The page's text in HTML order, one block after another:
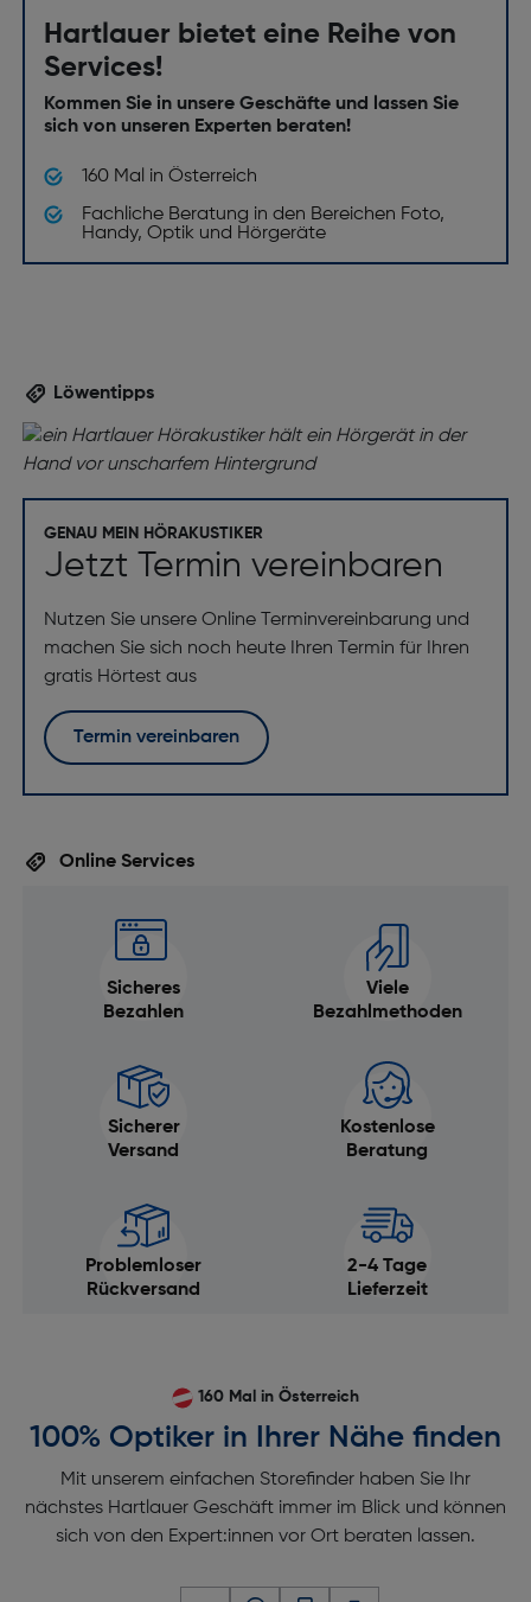
Hartlauer bietet eine Reihe von
Services!
Kommen Sie in unsere Geschäfte und lassen Sie
sich von unseren Experten beraten!
160 Mal in Österreich
Fachliche Beratung in den Bereichen Foto,
Handy, Optik und Hörgeräte
Löwentipps
GENAU MEIN HÖRAKUSTIKER
Jetzt Termin vereinbaren
Nutzen Sie unsere Online Terminvereinbarung und
machen Sie sich noch heute Ihren Termin für Ihren
gratis Hörtest aus
Termin vereinbaren
Online Services
Sicheres
Bezahlen
Viele
Bezahlmethoden
Sicherer
Versand
Kostenlose
Beratung
Problemloser
Rückversand
2-4 Tage
Lieferzeit
160 Mal in Österreich
100% Optiker in Ihrer Nähe finden
Mit unserem einfachen Storefinder haben Sie Ihr
nächstes Hartlauer Geschäft immer im Blick und können
sich von den Expert:innen vor Ort beraten lassen.